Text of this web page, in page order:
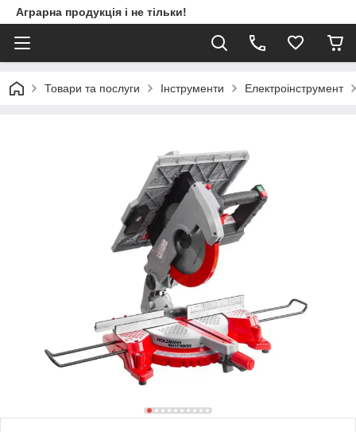
Аграрна продукція і не тільки!
Товари та послуги Інструменти Електроінструмент